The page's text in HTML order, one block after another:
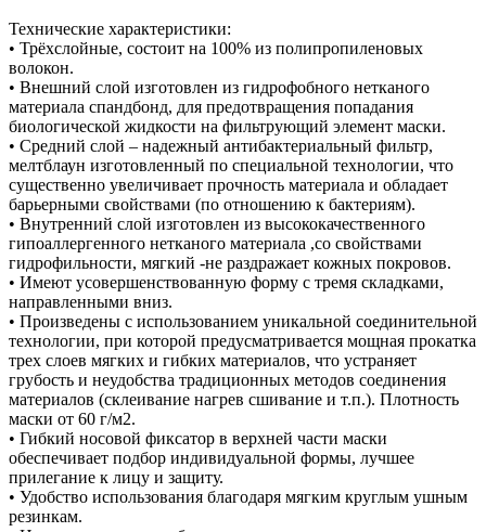
Технические характеристики:
• Трёхслойные, состоит на 100% из полипропиленовых
волокон.
• Внешний слой изготовлен из гидрофобного нетканого
материала спандбонд, для предотвращения попадания
биологической жидкости на фильтрующий элемент маски.
• Средний слой – надежный антибактериальный фильтр,
мелтблаун изготовленный по специальной технологии, что
существенно увеличивает прочность материала и обладает
барьерными свойствами (по отношению к бактериям).
• Внутренний слой изготовлен из высококачественного
гипоаллергенного нетканого материала ,со свойствами
гидрофильности, мягкий -не раздражает кожных покровов.
• Имеют усовершенствованную форму с тремя складками,
направленными вниз.
• Произведены с использованием уникальной соединительной
технологии, при которой предусматривается мощная прокатка
трех слоев мягких и гибких материалов, что устраняет
грубость и неудобства традиционных методов соединения
материалов (склеивание нагрев сшивание и т.п.). Плотность
маски от 60 г/м2.
• Гибкий носовой фиксатор в верхней части маски
обеспечивает подбор индивидуальной формы, лучшее
прилегание к лицу и защиту.
• Удобство использования благодаря мягким круглым ушным
резинкам.